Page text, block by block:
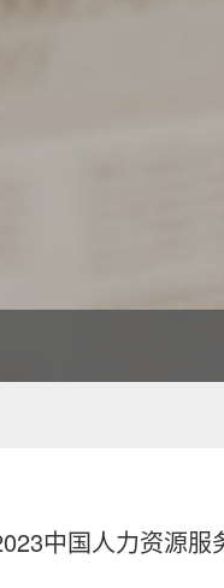
中国人力资源服